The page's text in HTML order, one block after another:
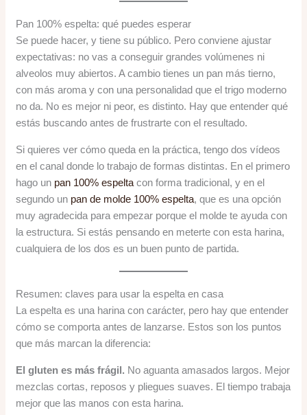
Pan 100% espelta: qué puedes esperar
Se puede hacer, y tiene su público. Pero conviene ajustar
expectativas: no vas a conseguir grandes volúmenes ni
alveolos muy abiertos. A cambio tienes un pan más tierno,
con más aroma y con una personalidad que el trigo moderno
no da. No es mejor ni peor, es distinto. Hay que entender qué
estás buscando antes de frustrarte con el resultado.
Si quieres ver cómo queda en la práctica, tengo dos vídeos
en el canal donde lo trabajo de formas distintas. En el primero
hago un pan 100% espelta con forma tradicional, y en el
segundo un pan de molde 100% espelta, que es una opción
muy agradecida para empezar porque el molde te ayuda con
la estructura. Si estás pensando en meterte con esta harina,
cualquiera de los dos es un buen punto de partida.
Resumen: claves para usar la espelta en casa
La espelta es una harina con carácter, pero hay que entender
cómo se comporta antes de lanzarse. Estos son los puntos
que más marcan la diferencia:
El gluten es más frágil. No aguanta amasados largos. Mejor
mezclas cortas, reposos y pliegues suaves. El tiempo trabaja
mejor que las manos con esta harina.